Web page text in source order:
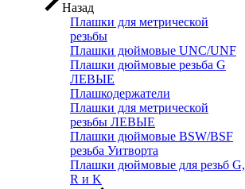
Назад
Плашки для метрической
резьбы
Плашки дюймовые UNC/UNF
Плашки дюймовые резьба G
ЛЕВЫЕ
Плашкодержатели
Плашки для метрической
резьбы ЛЕВЫЕ
Плашки дюймовые BSW/BSF
резьба Уитворта
Плашки дюймовые для резьб G,
R и K